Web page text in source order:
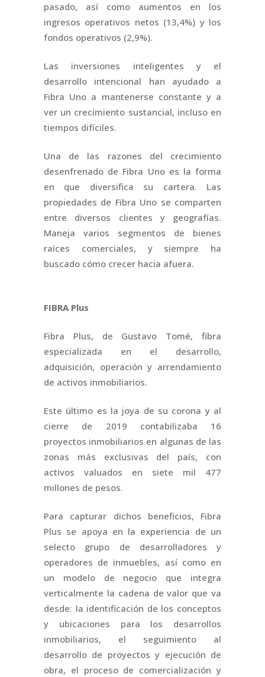
pasado, así como aumentos en los
ingresos operativos netos (13,4%) y los
fondos operativos (2,9%).
Las inversiones inteligentes y el
desarrollo intencional han ayudado a
Fibra Uno a mantenerse constante y a
ver un crecimiento sustancial, incluso en
tiempos difíciles.
Una de las razones del crecimiento
desenfrenado de Fibra Uno es la forma
en que diversifica su cartera. Las
propiedades de Fibra Uno se comparten
entre diversos clientes y geografías.
Maneja varios segmentos de bienes
raíces comerciales, y siempre ha
buscado cómo crecer hacia afuera.
FIBRA Plus
Fibra Plus, de Gustavo Tomé, fibra
especializada en el desarrollo,
adquisición, operación y arrendamiento
de activos inmobiliarios.
Este último es la joya de su corona y al
cierre de 2019 contabilizaba 16
proyectos inmobiliarios en algunas de las
zonas más exclusivas del país, con
activos valuados en siete mil 477
millones de pesos.
Para capturar dichos beneficios, Fibra
Plus se apoya en la experiencia de un
selecto grupo de desarrolladores y
operadores de inmuebles, así como en
un modelo de negocio que integra
verticalmente la cadena de valor que va
desde: la identificación de los conceptos
y ubicaciones para los desarrollos
inmobiliarios, el seguimiento al
desarrollo de proyectos y ejecución de
obra, el proceso de comercialización y